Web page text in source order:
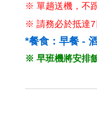
※ 單趟送機，不
※ 請務必於抵達7
*餐食：早餐 -
※ 早班機將安排